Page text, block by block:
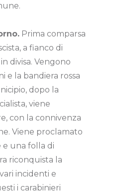
Prima comparsa
a fianco di
divisa. Vengono
e la bandiera rossa
dopo la
viene
con la connivenza
Viene proclamato
e una folla di
riconquista la
incidenti e
i carabinieri